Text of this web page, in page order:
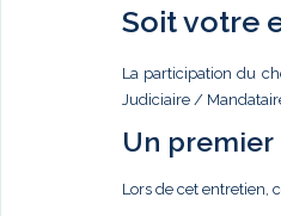
Soit votre
La participation du
Judiciaire /
Un
Lors de cet entretien,